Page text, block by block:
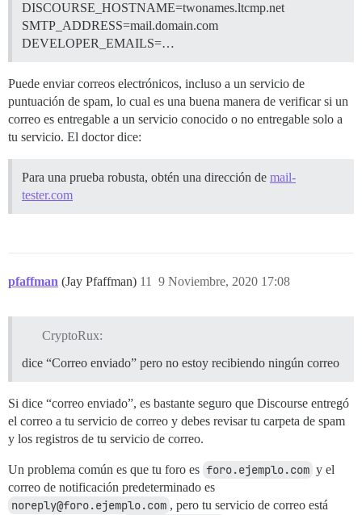
DISCOURSE_HOSTNAME=twonames.ltcmp.net
SMTP_ADDRESS=mail.domain.com
DEVELOPER_EMAILS=…
Puede enviar correos electrónicos, incluso a un servicio de
puntuación de spam, lo cual es una buena manera de verificar si un
correo es entregable a un servicio conocido o no entregable solo a
tu servicio. El doctor dice:
Para una prueba robusta, obtén una dirección de mail-
tester.com
pfaffman (Jay Pfaffman) 9 Noviembre, 2020 17:08
11
CryptoRux:
dice “Correo enviado” pero no estoy recibiendo ningún correo
Si dice “correo enviado”, es bastante seguro que Discourse entregó
el correo a tu servicio de correo y debes revisar tu carpeta de spam
y los registros de tu servicio de correo.
Un problema común es que tu foro es foro.ejemplo.com y el
correo de notificación predeterminado es
noreply@foro.ejemplo.com , pero tu servicio de correo está